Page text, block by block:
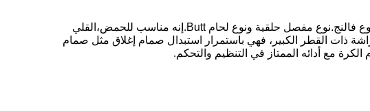
صمام الفراشة Coosai توفر مجموعة متنوعة من الأنواع لتلبية الأبعاد المختلفة وجها لوجه.مثل نوع الوافر،نوع لوغ،نوع فالنج.نوع مفصل حلقية ونوع لحام Butt.إنه مناسب للحمض،القلي
ذات القطر الكبير، فهي باستمرار استبدال صمام إغلاق مثل صمام
مع أدائه الممتاز في التنظيم والتحكم.